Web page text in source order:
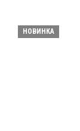
НОВИНКА